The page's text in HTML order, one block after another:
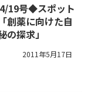
19号◆スポット
創薬に向けた自
の探求」
2011年5月17日